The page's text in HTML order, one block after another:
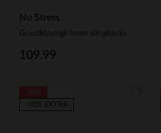
No Stress
Goudkleurige leren slingbacks
109.99
-10% EXTRA